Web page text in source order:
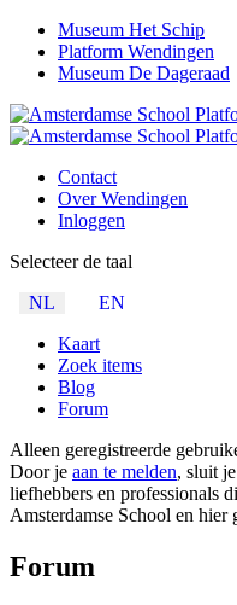
Museum Het Schip
Platform Wendingen
Museum De Dageraad
Contact
Over Wendingen
Inloggen
Selecteer de taal
NL
EN
Kaart
Zoek items
Blog
Forum
Alleen geregistreerde
Door je aan te melden, sluit
liefhebbers en professionals
Amsterdamse School en hier
Forum